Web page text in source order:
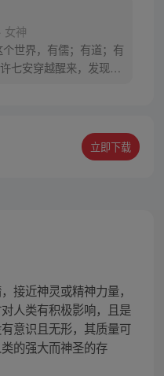
女神
个世界，有儒；有道；有
七安穿越醒来，发现自
QQ群号：
立即下载
接近神灵或精神力量，
人类有积极影响，且是
意识且无形，其质量可
的强大而神圣的存